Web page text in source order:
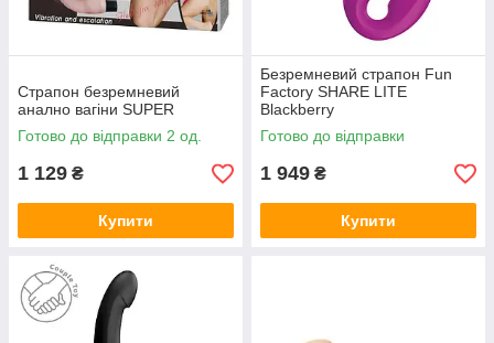
Страпон безремневий
анално вагіни SUPER
Готово до відправки 2 од.
1 129 ₴
Купити
Безремневий страпон Fun
Factory SHARE LITE
Blackberry
Готово до відправки
1 949 ₴
Купити